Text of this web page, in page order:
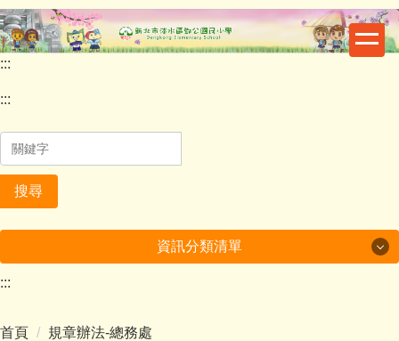
跳
到
主
內
區
:::
:::
搜尋
資訊分類清單
重要公告
:::
首頁 規章辦法-總務處